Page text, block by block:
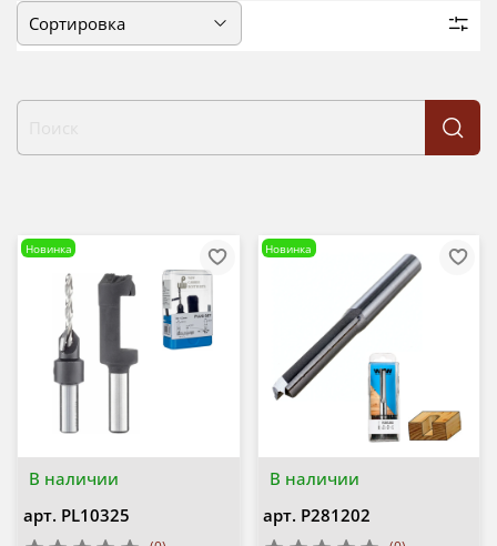
В наличии
Новинка
арт. PL10325
В наличии
Новинка
арт. P281202